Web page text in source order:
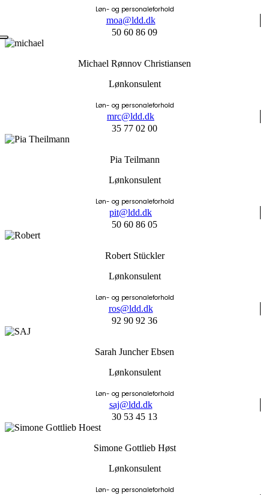
Løn- og personaleforhold
moa@ldd.dk
50 60 86 09
Michael Rønnov Christiansen
Lønkonsulent
Løn- og personaleforhold
mrc@ldd.dk
35 77 02 00
Pia Teilmann
Lønkonsulent
Løn- og personaleforhold
pit@ldd.dk
50 60 86 05
Robert Stückler
Lønkonsulent
Løn- og personaleforhold
ros@ldd.dk
92 90 92 36
Sarah Juncher Ebsen
Lønkonsulent
Løn- og personaleforhold
saj@ldd.dk
30 53 45 13
Simone Gottlieb Høst
Lønkonsulent
Løn- og personaleforhold